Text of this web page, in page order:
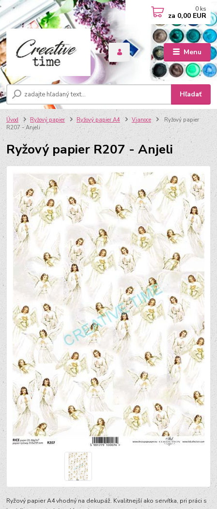
Menu
Hľadať
0 ks
za 0,00 EUR
Úvod Ryžový papier Ryžový papier A4 Vianoce
Ryžový papier
R207 - Anjeli
Ryžový papier R207 - Anjeli
Ryžový papier A4 vhodný na dekupáž. Kvalitnejší ako servítka, pri práci s